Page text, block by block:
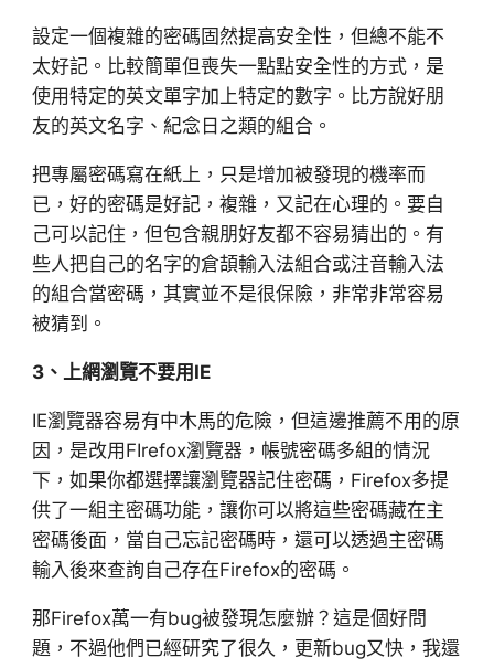
設定一個複雜的密碼固然提高安全性，但總不能不
太好記。比較簡單但喪失一點點安全性的方式，是
使用特定的英文單字加上特定的數字。比方說好朋
友的英文名字、紀念日之類的組合。
把專屬密碼寫在紙上，只是增加被發現的機率而
已，好的密碼是好記，複雜，又記在心理的。要自
己可以記住，但包含親朋好友都不容易猜出的。有
些人把自己的名字的倉頡輸入法組合或注音輸入法
的組合當密碼，其實並不是很保險，非常非常容易
被猜到。
3、上網瀏覽不要用IE
IE瀏覽器容易有中木馬的危險，但這邊推薦不用的原
因，是改用FIrefox瀏覽器，帳號密碼多組的情況
下，如果你都選擇讓瀏覽器記住密碼，Firefox多提
供了一組主密碼功能，讓你可以將這些密碼藏在主
密碼後面，當自己忘記密碼時，還可以透過主密碼
輸入後來查詢自己存在Firefox的密碼。
那Firefox萬一有bug被發現怎麼辦？這是個好問
題，不過他們已經研究了很久，更新bug又快，我還